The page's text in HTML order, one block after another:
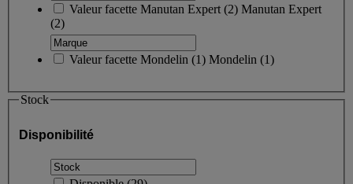
Valeur facette Manutan Expert (2) Manutan Expert
(2)
Valeur facette Mondelin (1) Mondelin (1)
Stock
Disponibilité